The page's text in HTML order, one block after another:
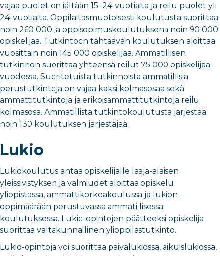
vajaa puolet on iältään 15–24-vuotiaita ja reilu puolet yli
24-vuotiaita. Oppilaitosmuotoisesti koulutusta suorittaa
noin 260 000 ja oppisopimuskoulutuksena noin 90 000
opiskelijaa. Tutkintoon tähtäävän koulutuksen aloittaa
vuosittain noin 145 000 opiskelijaa. Ammatillisen
tutkinnon suorittaa yhteensä reilut 75 000 opiskelijaa
vuodessa. Suoritetuista tutkinnoista ammatillisia
perustutkintoja on vajaa kaksi kolmasosaa sekä
ammattitutkintoja ja erikoisammattitutkintoja reilu
kolmasosa. Ammatillista tutkintokoulutusta järjestää
noin 130 koulutuksen järjestäjää.
Lukio
Lukiokoulutus antaa opiskelijalle laaja-alaisen
yleissivistyksen ja valmiudet aloittaa opiskelu
yliopistossa, ammattikorkeakoulussa ja lukion
oppimäärään perustuvassa ammatillisessa
koulutuksessa. Lukio-opintojen päätteeksi opiskelija
suorittaa valtakunnallinen ylioppilastutkinto.
Lukio-opintoja voi suorittaa päivälukiossa, aikuislukiossa,